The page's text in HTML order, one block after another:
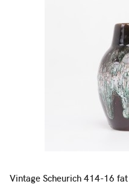
Vintage Scheurich 414-16